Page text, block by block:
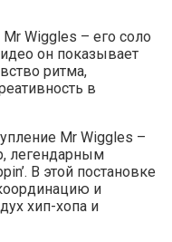
Wiggles – его соло
он показывает
ритма,
в
Mr Wiggles –
легендарным
В этой постановке
и
хип-хопа и